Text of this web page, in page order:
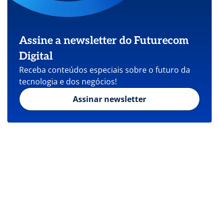
Assine a newsletter do Futurecom
Digital
Receba conteúdos especiais sobre o futuro da
tecnologia e dos negócios!
Assinar newsletter